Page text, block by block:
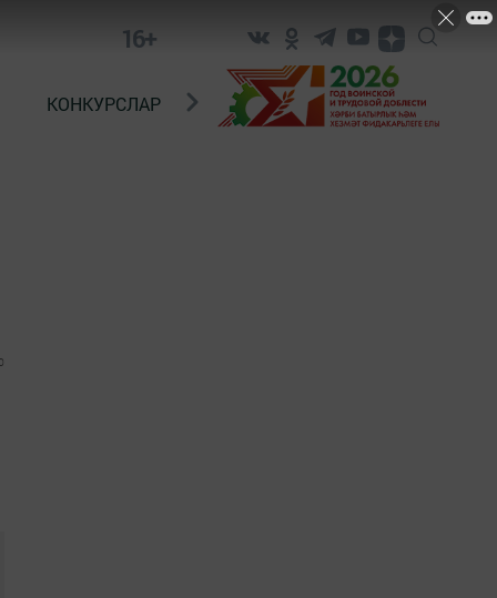
16+
КОНКУРСЛАР ТЕЛЕВИДЕНИЕ